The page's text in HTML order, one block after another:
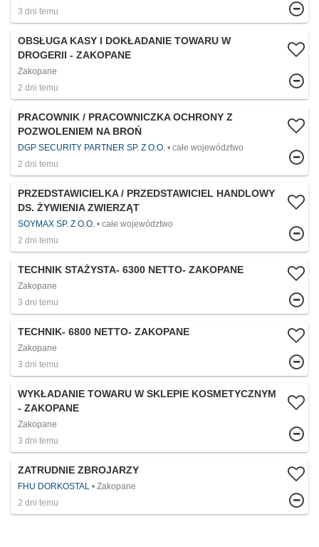
3 dni temu
OBSŁUGA KASY I DOKŁADANIE TOWARU W
DROGERII - ZAKOPANE
Zakopane
2 dni temu
PRACOWNIK / PRACOWNICZKA OCHRONY Z
POZWOLENIEM NA BROŃ
DGP SECURITY PARTNER SP. Z O.O.
całe województwo
2 dni temu
PRZEDSTAWICIELKA / PRZEDSTAWICIEL HANDLOWY
DS. ŻYWIENIA ZWIERZĄT
SOYMAX SP. Z O.O.
całe województwo
2 dni temu
TECHNIK STAŻYSTA- 6300 NETTO- ZAKOPANE
Zakopane
3 dni temu
TECHNIK- 6800 NETTO- ZAKOPANE
Zakopane
3 dni temu
WYKŁADANIE TOWARU W SKLEPIE KOSMETYCZNYM
- ZAKOPANE
Zakopane
3 dni temu
ZATRUDNIE ZBROJARZY
FHU DORKOSTAL
Zakopane
2 dni temu